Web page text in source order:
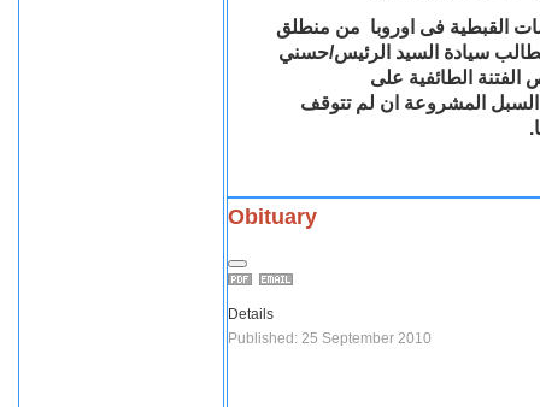
القبطية فى اوروبا من منطلق
سيادة السيد الرئيس/حسني
الطائفية على
السبل المشروعة ان لم تتوقف
Obituary
Details
Published: 25 September 2010